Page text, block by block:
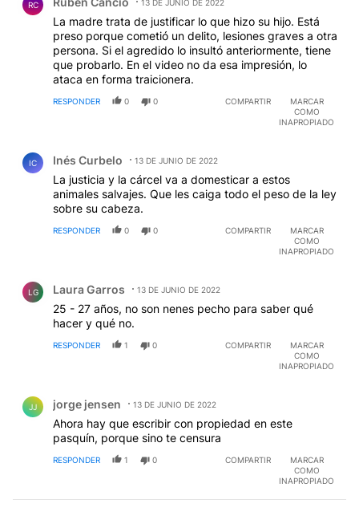
RC 13 DE JUNIO DE 2022
La madre trata de justificar lo que hizo su hijo. Está
preso porque cometió un delito, lesiones graves a otra
persona. Si el agredido lo insultó anteriormente, tiene
que probarlo. En el video no da esa impresión, lo
ataca en forma traicionera.
RESPONDER 0 0 COMPARTIR
MARCAR
COMO
INAPROPIADO
IC Inés Curbelo 13 DE JUNIO DE 2022
La justicia y la cárcel va a domesticar a estos
animales salvajes. Que les caiga todo el peso de la ley
sobre su cabeza.
RESPONDER 0 0 COMPARTIR
MARCAR
COMO
INAPROPIADO
LG Laura Garros 13 DE JUNIO DE 2022
25 - 27 años, no son nenes pecho para saber qué
hacer y qué no.
RESPONDER 1 0 COMPARTIR
MARCAR
COMO
INAPROPIADO
JJ jorge jensen 13 DE JUNIO DE 2022
Ahora hay que escribir con propiedad en este
pasquín, porque sino te censura
RESPONDER 1 0 COMPARTIR
MARCAR
COMO
INAPROPIADO